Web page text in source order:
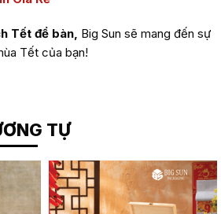
Tết để bàn, Big Sun sẽ mang đến sự
Tết của bạn!
TỰ